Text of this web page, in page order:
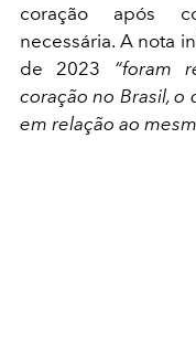
coração após
necessária. A nota
de 2023 “foram
coração no Brasil,
em relação ao